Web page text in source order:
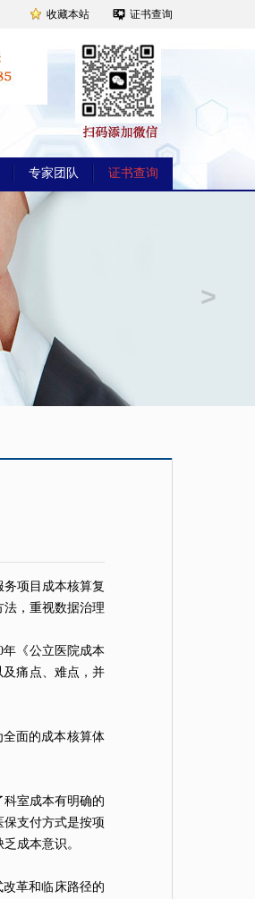
收藏本站 证书查询
专家团队 证书查询
项目成本核算复
，重视数据治理
《公立医院成本
痛点、难点，并
面的成本核算体
室成本有明确的
支付方式是按项
乏成本意识。
革和临床路径的